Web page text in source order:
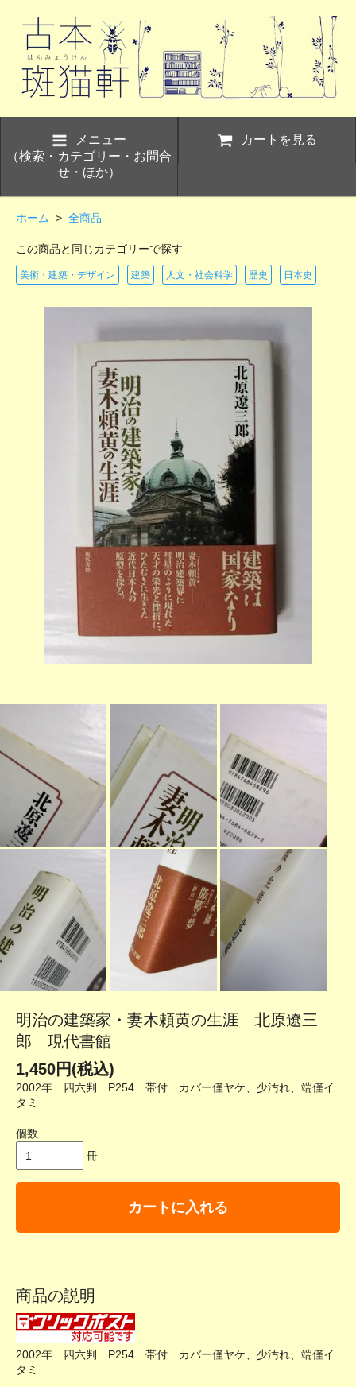
メニュー
（検索・カテゴリー・お問合
せ・ほか）
カートを見る
ホーム > 全商品
この商品と同じカテゴリーで探す
美術・建築・デザイン 建築 人文・社会科学 歴史 日本史
明治の建築家・妻木頼黄の生涯 北原遼三
郎 現代書館
1,450円(税込)
2002年 四六判 P254 帯付 カバー僅ヤケ、少汚れ、端僅イ
タミ
個数
冊
カートに入れる
商品の説明
2002年 四六判 P254 帯付 カバー僅ヤケ、少汚れ、端僅イ
タミ